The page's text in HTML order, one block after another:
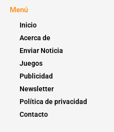
Menú
Inicio
Acerca de
Enviar Noticia
Juegos
Publicidad
Newsletter
Política de privacidad
Contacto